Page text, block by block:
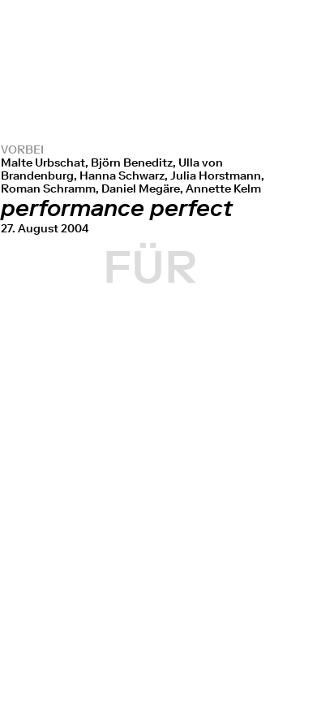
FÜR
VORBEI
Malte Urbschat, Björn Beneditz, Ulla von
Brandenburg, Hanna Schwarz, Julia Horstmann,
Roman Schramm, Daniel Megäre, Annette Kelm
performance perfect
27. August 2004